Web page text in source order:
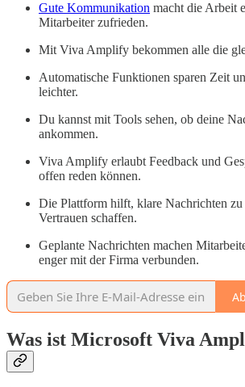
Gute Kommunikation macht die Arbeit
Mitarbeiter zufrieden.
Mit Viva Amplify bekommen alle die
Automatische Funktionen sparen Zeit
leichter.
Du kannst mit Tools sehen, ob deine
ankommen.
Viva Amplify erlaubt Feedback und
offen reden können.
Die Plattform hilft, klare Nachrichten zu
Vertrauen schaffen.
Geplante Nachrichten machen
enger mit der Firma verbunden.
Was ist Microsoft Viva